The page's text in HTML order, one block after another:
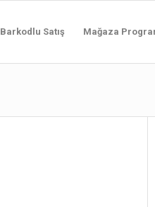
Barkodlu Satış Mağaza